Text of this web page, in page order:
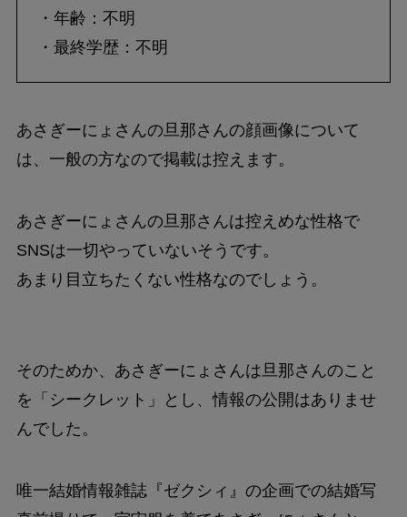
・年齢：不明
・最終学歴：不明
あさぎーにょさんの旦那さんの顔画像について
は、一般の方なので掲載は控えます。
あさぎーにょさんの旦那さんは控えめな性格で
SNSは一切やっていないそうです。
あまり目立ちたくない性格なのでしょう。
そのためか、あさぎーにょさんは旦那さんのこと
を「シークレット」とし、情報の公開はありませ
んでした。
唯一結婚情報雑誌『ゼクシィ』の企画での結婚写